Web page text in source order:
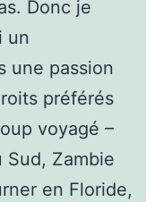
Donc je
un
une passion
préférés
voyagé –
Sud, Zambie
en Floride,